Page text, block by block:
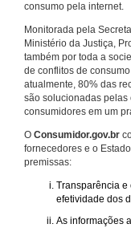
consumo pela internet.
Monitorada pela
Ministério da Justiça,
também por toda a
de conflitos de
atualmente, 80% das
são solucionadas pelas
consumidores em um
O Consumidor.gov.br
fornecedores e o
premissas:
Transparência e
efetividade dos
As informações